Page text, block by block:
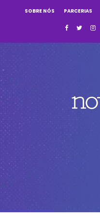
SOBRE NÓS PARCERIAS